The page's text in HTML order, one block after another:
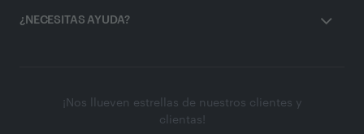
¿NECESITAS AYUDA?
¡Nos llueven estrellas de nuestros clientes y
clientas!